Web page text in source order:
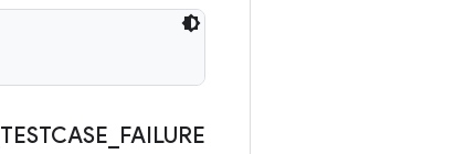
TESTCASE FAILURE